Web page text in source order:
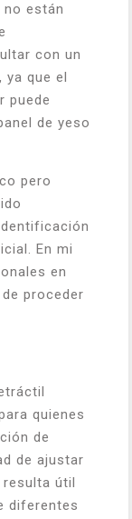
están
con un
que el
puede
de yeso
pero
En mi
en
proceder
quienes
de
de ajustar
útil
diferentes